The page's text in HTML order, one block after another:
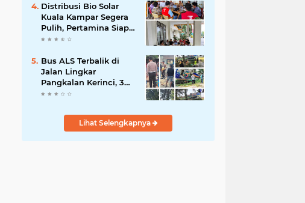
Demi Negeri
Distribusi Bio Solar
Kuala Kampar Segera
Pulih, Pertamina Siap
Bergerak
Bus ALS Terbalik di
Jalan Lingkar
Pangkalan Kerinci, 34
Penumpang Selamat,
Ringan
Lihat Selengkapnya